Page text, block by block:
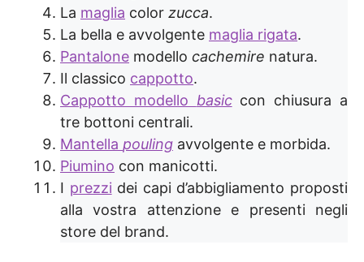
La maglia color zucca.
La bella e avvolgente maglia rigata.
Pantalone modello cachemire natura.
Il classico cappotto.
Cappotto modello basiccon chiusura a
tre bottoni centrali.
Mantella pouling avvolgente e morbida.
Piumino con manicotti.
I prezzi dei capi d’abbigliamento proposti
alla vostra attenzione e presenti negli
store del brand.